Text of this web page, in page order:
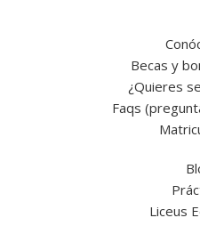
Becas y
¿Quieres
Faqs
Liceus